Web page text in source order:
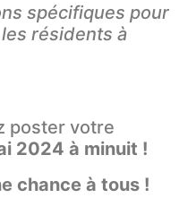
spécifiques pour
résidents à
poster votre
2024 à minuit !
chance à tous !